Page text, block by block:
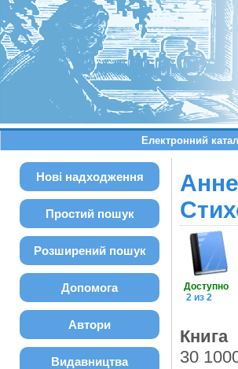
Електронний
Нові надходження
Простий пошук
Розширений пошук
Допомога
Автори
Видавництва
Доступно
2 из 2
Книга
30